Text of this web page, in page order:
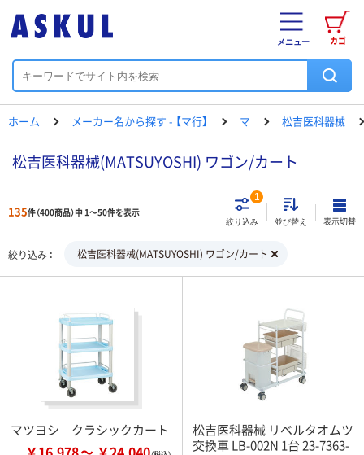
カゴ
メニュー
ホーム メーカー名から探す - 【マ行】 マ 松吉医科器械
松吉医科器械(MATSUYOSHI) ワゴン/カート
135件（400商品）中 1～50件を表示
絞り込み
1
並び替え 表示切替
絞り込み 松吉医科器械(MATSUYOSHI) ワゴン/カート
マツヨシ クラシックカート
松吉医科器械 リベルタオムツ
交換車 LB-002N 1台 23-7363-